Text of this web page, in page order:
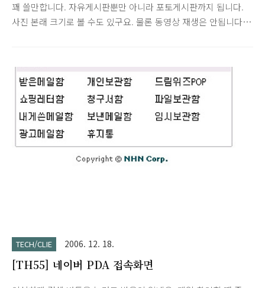
꽤 쓸만합니다. 자유게시판뿐만 아니라 포토게시판까지 됩니다.
사진 본래 크기로 볼 수도 있구요. 물론 동영상 재생은 안됩니다.
TECH/CLIE 2006. 12. 18.
[TH55] 네이버 PDA 접속화면